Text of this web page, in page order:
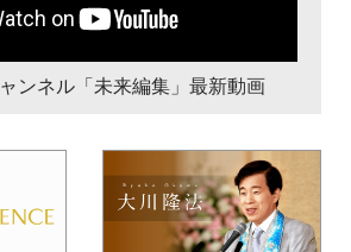
ンネル「未来編集」最新動画